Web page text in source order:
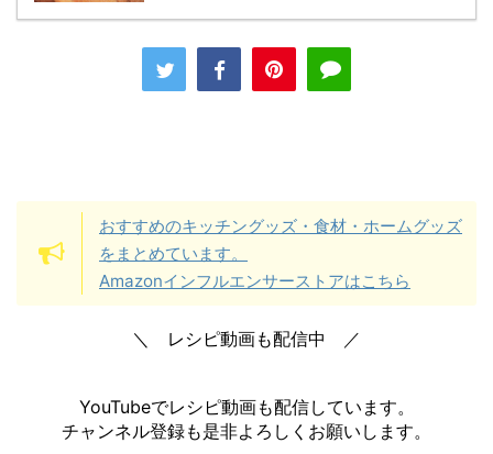
おすすめのキッチングッズ・食材・ホームグッズ
をまとめています。
Amazonインフルエンサーストアはこちら
＼ レシピ動画も配信中 ／
YouTubeでレシピ動画も配信しています。
チャンネル登録も是非よろしくお願いします。